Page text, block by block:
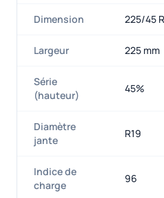
Dimension 225/45
Largeur 225 mm
Série
(hauteur)
45%
Diamètre
jante
R19
Indice de
charge
96